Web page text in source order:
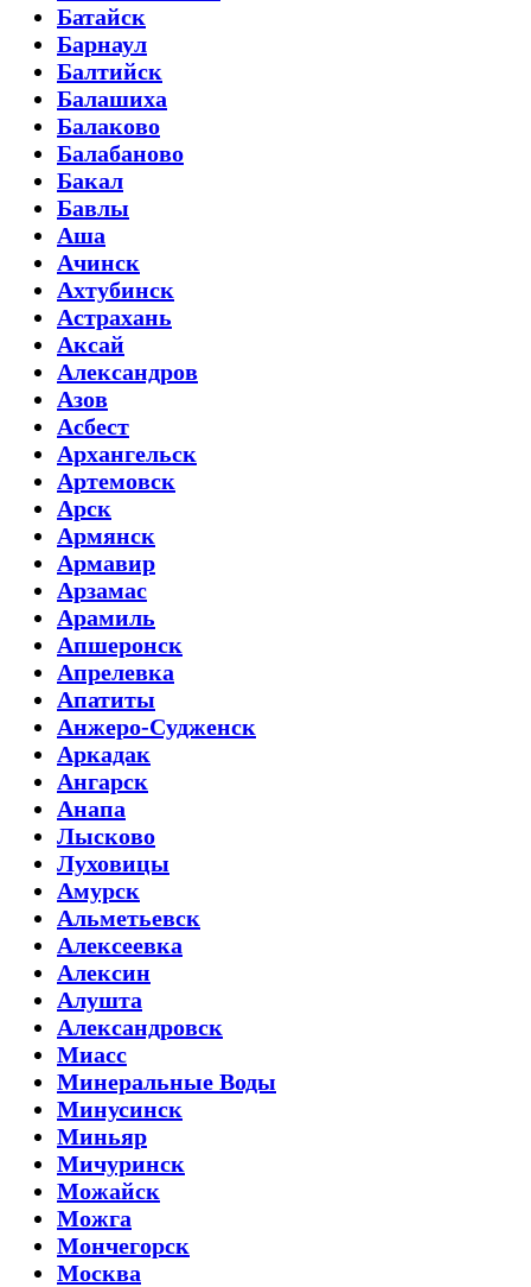
Батайск
Барнаул
Балтийск
Балашиха
Балаково
Балабаново
Бакал
Бавлы
Аша
Ачинск
Ахтубинск
Астрахань
Аксай
Александров
Азов
Асбест
Архангельск
Артемовск
Арск
Армянск
Армавир
Арзамас
Арамиль
Апшеронск
Апрелевка
Апатиты
Анжеро-Судженск
Аркадак
Ангарск
Анапа
Лысково
Луховицы
Амурск
Альметьевск
Алексеевка
Алексин
Алушта
Александровск
Миасс
Минеральные Воды
Минусинск
Миньяр
Мичуринск
Можайск
Можга
Мончегорск
Москва